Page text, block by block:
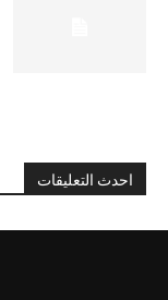
احدث التعليقات